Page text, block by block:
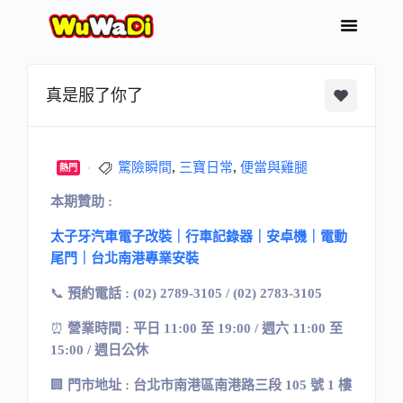
真是服了你了
熱門 驚險瞬間, 三寶日常, 便當與雞腿
本期贊助 :
太子牙汽車電子改裝｜行車記錄器｜安卓機｜電動
尾門｜台北南港專業安裝
📞 預約電話 : (02) 2789-3105 / (02) 2783-3105
⏰ 營業時間 : 平日 11:00 至 19:00 / 週六 11:00 至
15:00 / 週日公休
🏢 門市地址 : 台北市南港區南港路三段 105 號 1 樓